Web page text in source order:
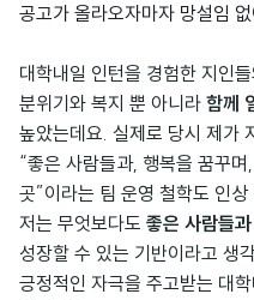
공고가 올라오자마자 망설임
대학내일 인턴을 경험한 지인
분위기와 복지 뿐 아니라 함께
높았는데요. 실제로 당시 제가
“좋은 사람들과, 행복을 꿈꾸
곳”이라는 팀 운영 철학도 인상
저는 무엇보다도 좋은 사람들
성장할 수 있는 기반이라고 생
긍정적인 자극을 주고받는 대